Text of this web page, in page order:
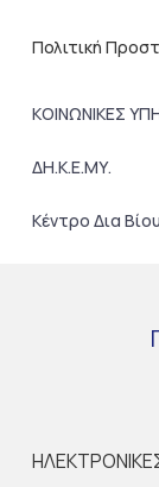
Πολιτική
ΚΟΙΝΩΝΙΚΕΣ
ΔΗ.Κ.Ε.ΜΥ.
Κέντρο Δια